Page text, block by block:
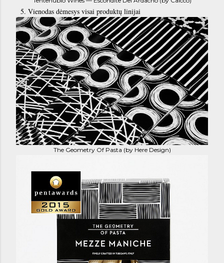
5. Vienodas dėmesys visai produktų linijai
The Geometry Of Pasta (by Here Design)